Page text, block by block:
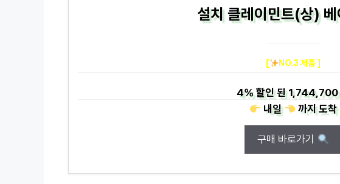
설치 클레이민트(상)
[ NO.3 제품 ]
4%할인 된1,744,700
내일
까지도착
구매 바로가기